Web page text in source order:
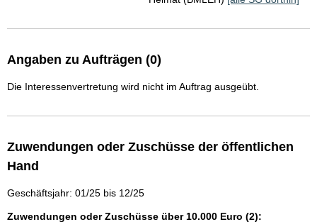
Angaben zu Aufträgen (0)
Die Interessenvertretung wird nicht im Auftrag ausgeübt.
Zuwendungen oder Zuschüsse der öffentlichen
Hand
Geschäftsjahr: 01/25 bis 12/25
Zuwendungen oder Zuschüsse über 10.000 Euro (2):